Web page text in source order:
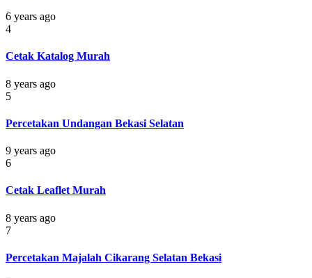
6 years ago
4
Cetak Katalog Murah
8 years ago
5
Percetakan Undangan Bekasi Selatan
9 years ago
6
Cetak Leaflet Murah
8 years ago
7
Percetakan Majalah Cikarang Selatan Bekasi